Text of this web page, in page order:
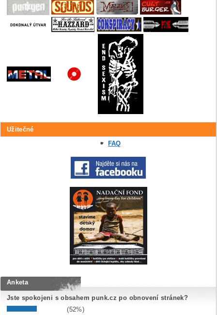
Užitečné
FAQ
Anketa
Jste spokojeni s obsahem punk.cz po obnovení stránek?
(52%)